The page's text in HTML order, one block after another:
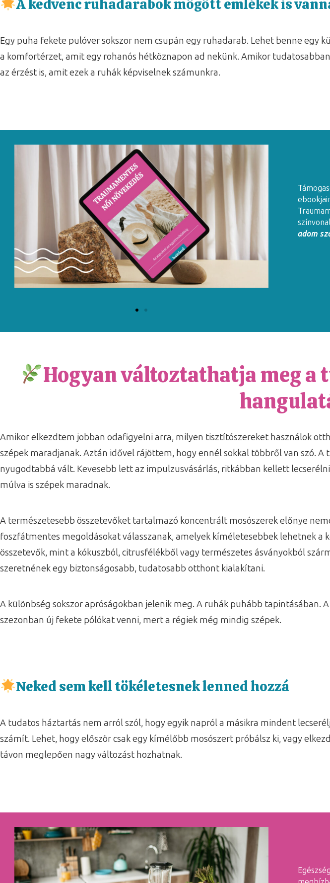
A kedvenc ruhadarabok mögött emlékek is
Egy puha fekete pulóver sokszor nem csupán egy ruhadarab. Lehet benne egy
a komfortérzet, amit egy rohanós hétköznapon ad nekünk. Amikor
az érzést is, amit ezek a ruhák képviselnek számunkra.
adom
Hogyan változtathatja meg a
Amikor elkezdtem jobban odafigyelni arra, milyen tisztítószereket használok
szépek maradjanak. Aztán idővel rájöttem, hogy ennél sokkal többről van szó.
nyugodtabbá vált. Kevesebb lett az impulzusvásárlás, ritkábban kellett
múlva is szépek maradnak.
A természetesebb összetevőket tartalmazó koncentrált mosószerek előnye
foszfátmentes megoldásokat válasszanak, amelyek kíméletesebbek lehetnek a
összetevők, mint a kókuszból, citrusfélékből vagy természetes ásványokból
szeretnének egy biztonságosabb, tudatosabb otthont kialakítani.
A különbség sokszor apróságokban jelenik meg. A ruhák puhább tapintásában.
szezonban új fekete pólókat venni, mert a régiek még mindig szépek.
Neked sem kell tökéletesnek lenned hozzá
A tudatos háztartás nem arról szól, hogy egyik napról a másikra mindent
számít. Lehet, hogy először csak egy kímélőbb mosószert próbálsz ki, vagy
távon meglepően nagy változást hozhatnak.